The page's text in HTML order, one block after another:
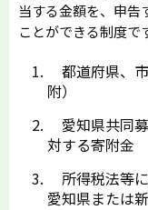
当する金額を、申告
ことができる制度で
都道府県、
附）
愛知県共同
対する寄附金
所得税法等
愛知県または